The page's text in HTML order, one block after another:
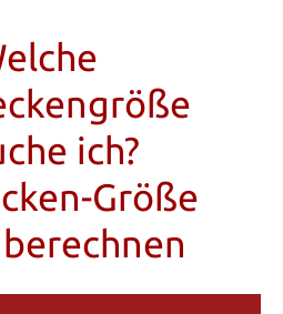
ich?
Größe